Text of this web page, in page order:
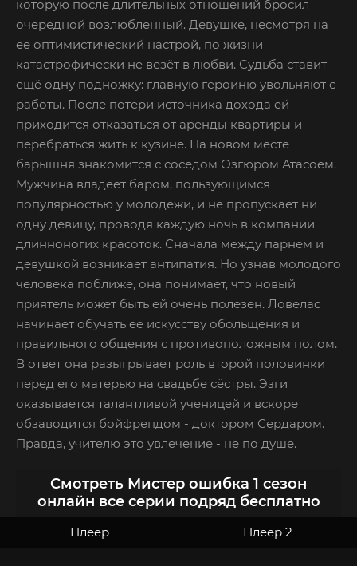
которую после длительных отношений бросил
очередной возлюбленный. Девушке, несмотря на
ее оптимистический настрой, по жизни
катастрофически не везёт в любви. Судьба ставит
ещё одну подножку: главную героиню увольняют с
работы. После потери источника дохода ей
приходится отказаться от аренды квартиры и
перебраться жить к кузине. На новом месте
барышня знакомится с соседом Озгюром Атасоем.
Мужчина владеет баром, пользующимся
популярностью у молодёжи, и не пропускает ни
одну девицу, проводя каждую ночь в компании
длинноногих красоток. Сначала между парнем и
девушкой возникает антипатия. Но узнав молодого
человека поближе, она понимает, что новый
приятель может быть ей очень полезен. Ловелас
начинает обучать ее искусству обольщения и
правильного общения с противоположным полом.
В ответ она разыгрывает роль второй половинки
перед его матерью на свадьбе сёстры. Эзги
оказывается талантливой ученицей и вскоре
обзаводится бойфрендом - доктором Сердаром.
Правда, учителю это увлечение - не по душе.
Смотреть Мистер ошибка 1 сезон
онлайн все серии подряд бесплатно
Плеер Плеер 2